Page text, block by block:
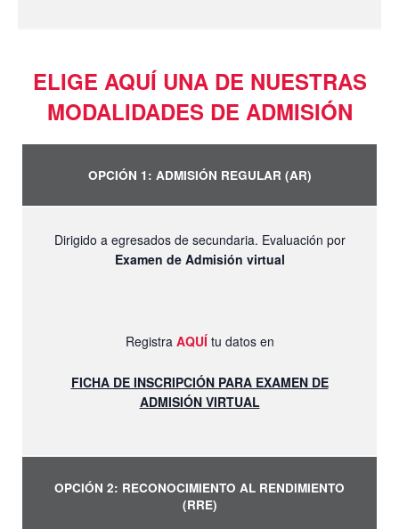
ELIGE AQUÍ UNA DE NUESTRAS
MODALIDADES DE ADMISIÓN
OPCIÓN 1: ADMISIÓN REGULAR (AR)
Dirigido a egresados de secundaria. Evaluación por
Examen de Admisión virtual
RegistraAQUÍ tu datos en
FICHA DE INSCRIPCIÓN PARA EXAMEN DE
ADMISIÓN VIRTUAL
OPCIÓN 2: RECONOCIMIENTO AL RENDIMIENTO
(RRE)